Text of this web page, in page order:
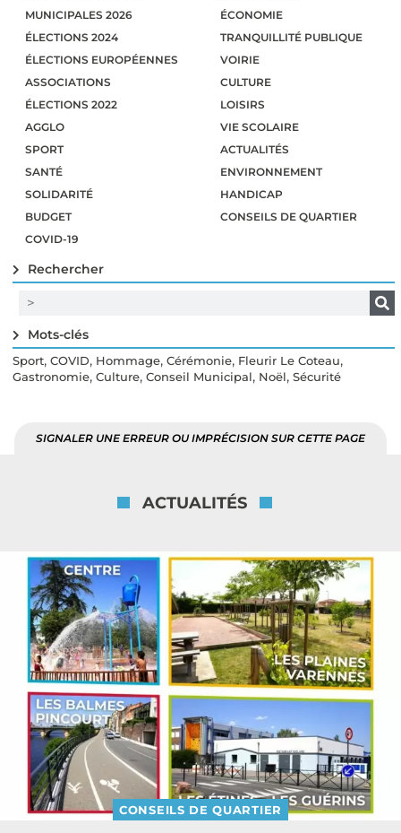
MUNICIPALES 2026
ÉLECTIONS 2024
ÉLECTIONS EUROPÉENNES
ASSOCIATIONS
ÉLECTIONS 2022
AGGLO
SPORT
SANTÉ
SOLIDARITÉ
BUDGET
COVID-19
ÉCONOMIE
TRANQUILLITÉ PUBLIQUE
VOIRIE
CULTURE
LOISIRS
VIE SCOLAIRE
ACTUALITÉS
ENVIRONNEMENT
HANDICAP
CONSEILS DE QUARTIER
Rechercher
Mots-clés
Sport, COVID, Hommage, Cérémonie, Fleurir Le Coteau,
Gastronomie, Culture, Conseil Municipal, Noël, Sécurité
SIGNALER UNE ERREUR OU IMPRÉCISION SUR CETTE PAGE
ACTUALITÉS
CONSEILS DE QUARTIER